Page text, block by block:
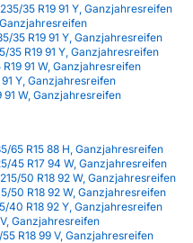
35 R19 91 Y, Ganzjahresreifen
35 R19 91 Y, Ganzjahresreifen
35 R19 91 Y, Ganzjahresreifen
91 W, Ganzjahresreifen
Y, Ganzjahresreifen
91 W, Ganzjahresreifen
65 R15 88 H, Ganzjahresreifen
45 R17 94 W, Ganzjahresreifen
50 R18 92 W, Ganzjahresreifen
50 R18 92 W, Ganzjahresreifen
40 R18 92 Y, Ganzjahresreifen
Ganzjahresreifen
R18 99 V, Ganzjahresreifen